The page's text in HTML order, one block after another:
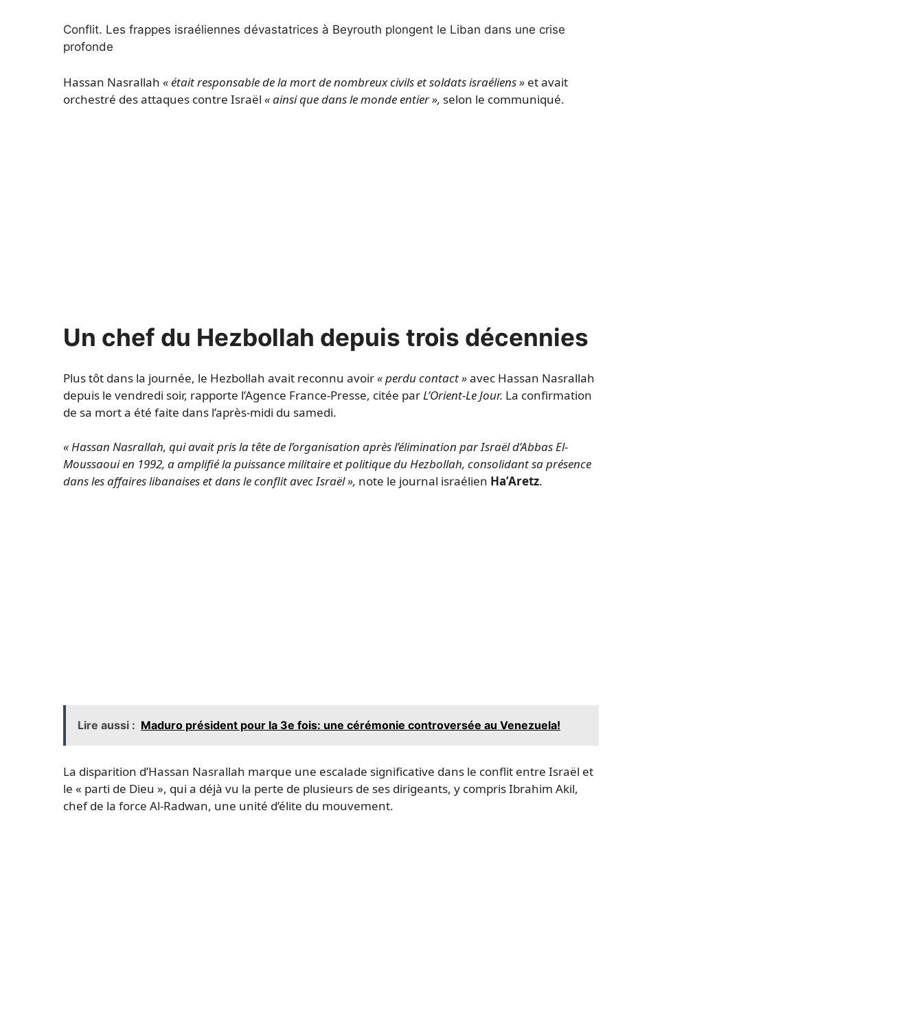
Conflit. Les frappes israéliennes dévastatrices à Beyrouth plongent le Liban dans une crise
profonde
Hassan Nasrallah « était responsable de la mort de nombreux civils et soldats israéliens » et avait
orchestré des attaques contre Israël « ainsi que dans le monde entier », selon le communiqué.
Un chef du Hezbollah depuis trois décennies
Plus tôt dans la journée, le Hezbollah avait reconnu avoir« perdu contact »avec Hassan Nasrallah
depuis le vendredi soir, rapporte l’Agence France-Presse, citée parL’Orient-Le Jour. La confirmation
de sa mort a été faite dans l’après-midi du samedi.
« Hassan Nasrallah, qui avait pris la tête de l’organisation après l’élimination par Israël d’Abbas El-
Moussaoui en 1992, a amplifié la puissance militaire et politique du Hezbollah, consolidant sa présence
dans les affaires libanaises et dans le conflit avec Israël », note le journal israélien Ha’Aretz.
Lire aussi : Maduro président pour la 3e fois: une cérémonie controversée au Venezuela!
La disparition d’Hassan Nasrallah marque une escalade significative dans le conflit entre Israël et
le « parti de Dieu », qui a déjà vu la perte de plusieurs de ses dirigeants, y compris Ibrahim Akil,
chef de la force Al-Radwan, une unité d’élite du mouvement.